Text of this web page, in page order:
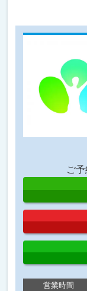
ご
営業時間